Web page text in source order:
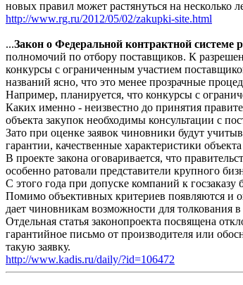
новых правил может растянуться на
http://www.rg.ru/2012/05/02/zakupki-site.html
...Закон о Федеральной контрактной
полномочий по отбору поставщиков. К
конкурсы с ограниченным участием
названий ясно, что это менее прозрачные
Например, планируется, что конкурсы с
Каких именно - неизвестно до принятия
объекта закупок необходимы консультации с
Зато при оценке заявок чиновники будут
гарантии, качественные характеристики
В проекте закона оговаривается, что
особенно ратовали представители крупного
С этого года при допуске компаний к
Помимо объективных критериев появляются и
дает чиновникам возможности для толкования
Отдельная статья законопроекта посвящена
гарантийное письмо от производителя или
такую заявку.
http://www.kadis.ru/daily/?id=106472